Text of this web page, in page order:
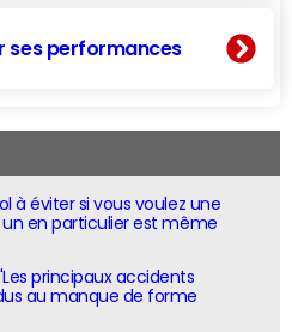
ses performances
à éviter si vous voulez une
en particulier est même
principaux accidents
au manque de forme